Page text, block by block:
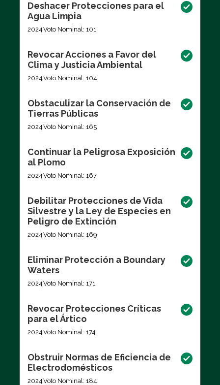
Deshacer Protecciones para el
Agua Limpia
2024Voto Nominal: 101
Revocar Acciones a Favor del
Clima y Justicia Ambiental
2024Voto Nominal: 104
Obstaculizar la Conservación de
Tierras Públicas
2024Voto Nominal: 165
Continuar la Peligrosa Exposición
al Plomo
2024Voto Nominal: 167
Debilitar Protecciones de Vida
Silvestre y la Ley de Especies en
Peligro de Extinción
2024Voto Nominal: 169
Eliminar Protección a Boundary
Waters
2024Voto Nominal: 171
Revocar Protecciones Críticas
para el Ártico
2024Voto Nominal: 174
Obstruir Normas de Eficiencia de
Electrodomésticos
2024Voto Nominal: 184